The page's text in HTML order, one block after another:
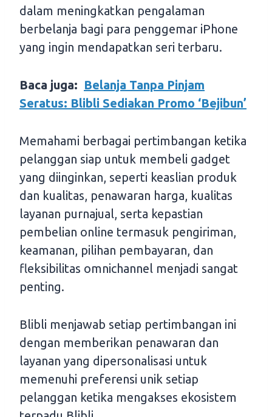
dalam meningkatkan pengalaman
berbelanja bagi para penggemar iPhone
yang ingin mendapatkan seri terbaru.
Baca juga: Belanja Tanpa Pinjam
Seratus: Blibli Sediakan Promo ‘Bejibun’
Memahami berbagai pertimbangan ketika
pelanggan siap untuk membeli gadget
yang diinginkan, seperti keaslian produk
dan kualitas, penawaran harga, kualitas
layanan purnajual, serta kepastian
pembelian online termasuk pengiriman,
keamanan, pilihan pembayaran, dan
fleksibilitas omnichannel menjadi sangat
penting.
Blibli menjawab setiap pertimbangan ini
dengan memberikan penawaran dan
layanan yang dipersonalisasi untuk
memenuhi preferensi unik setiap
pelanggan ketika mengakses ekosistem